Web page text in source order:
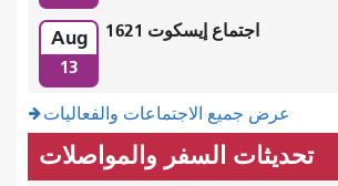
Aug
13
اجتماع إيسكوت 1621
عرض جميع الاجتماعات والفعاليات
تحديثات السفر والمواصلات